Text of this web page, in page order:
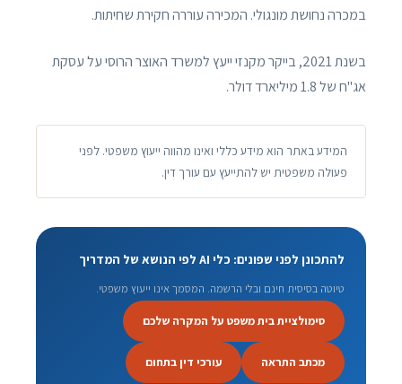
במכרה נחושת מונגולי. המכירה עוררה חקירת שחיתות.
בשנת 2021, בייקר מקנזי ייעץ למשרד האוצר הרוסי על עסקת
אג"ח של 1.8 מיליארד דולר.
המידע באתר הוא מידע כללי ואינו מהווה ייעוץ משפטי. לפני
פעולה משפטית יש להתייעץ עם עורך דין.
להתכונן לפני שפונים: כלי AI לפי הנושא של המדריך
טיוטה בסיסית חינם ובלי הרשמה. המסמך אינו ייעוץ משפטי.
סימולציית בית משפט על המקרה שלכם
מכתב התראה עורכי דין בתחום